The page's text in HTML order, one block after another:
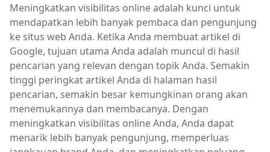
Meningkatkan visibilitas online adalah kunci untuk
mendapatkan lebih banyak pembaca dan pengunjung
ke situs web Anda. Ketika Anda membuat artikel di
Google, tujuan utama Anda adalah muncul di hasil
pencarian yang relevan dengan topik Anda. Semakin
tinggi peringkat artikel Anda di halaman hasil
pencarian, semakin besar kemungkinan orang akan
menemukannya dan membacanya. Dengan
meningkatkan visibilitas online Anda, Anda dapat
menarik lebih banyak pengunjung, memperluas